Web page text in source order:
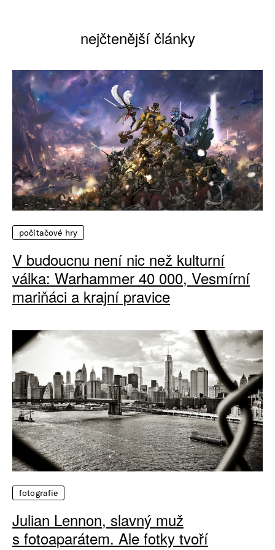
nejčtenější články
počítačové hry
V budoucnu není nic než kulturní
válka: Warhammer 40 000, Vesmírní
mariňáci a krajní pravice
fotografie
Julian Lennon, slavný muž
s fotoaparátem. Ale fotky tvoří